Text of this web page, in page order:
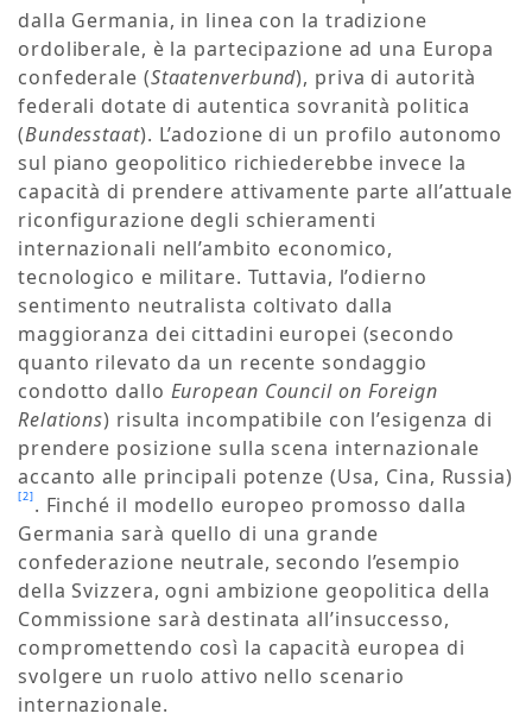
dalla Germania, in linea con la tradizione
ordoliberale, è la partecipazione ad una Europa
confederale (Staatenverbund), priva di autorità
federali dotate di autentica sovranità politica
(Bundesstaat). L’adozione di un profilo autonomo
sul piano geopolitico richiederebbe invece la
capacità di prendere attivamente parte all’attuale
riconfigurazione degli schieramenti
internazionali nell’ambito economico,
tecnologico e militare. Tuttavia, l’odierno
sentimento neutralista coltivato dalla
maggioranza dei cittadini europei (secondo
quanto rilevato da un recente sondaggio
condotto dallo European Council on Foreign
Relations) risulta incompatibile con l’esigenza di
prendere posizione sulla scena internazionale
accanto alle principali potenze (Usa, Cina, Russia)
[2]. Finché il modello europeo promosso dalla
Germania sarà quello di una grande
confederazione neutrale, secondo l’esempio
della Svizzera, ogni ambizione geopolitica della
Commissione sarà destinata all’insuccesso,
compromettendo così la capacità europea di
svolgere un ruolo attivo nello scenario
internazionale.